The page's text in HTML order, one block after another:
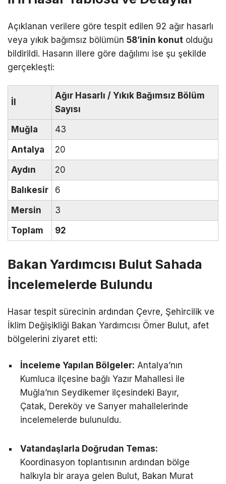
Açıklanan verilere göre tespit edilen 92 ağır hasarlı
veya yıkık bağımsız bölümün 58’inin konut olduğu
bildirildi. Hasarın illere göre dağılımı ise şu şekilde
gerçekleşti:
İl
Ağır Hasarlı / Yıkık Bağımsız Bölüm
Sayısı
Muğla
43
Antalya
20
Aydın
20
Balıkesir
6
Mersin
3
Toplam
92
Bakan Yardımcısı Bulut Sahada
İncelemelerde Bulundu
Hasar tespit sürecinin ardından Çevre, Şehircilik ve
İklim Değişikliği Bakan Yardımcısı Ömer Bulut, afet
bölgelerini ziyaret etti:
İnceleme Yapılan Bölgeler: Antalya’nın
Kumluca ilçesine bağlı Yazır Mahallesi ile
Muğla’nın Seydikemer ilçesindeki Bayır,
Çatak, Dereköy ve Sarıyer mahallelerinde
incelemelerde bulunuldu.
Vatandaşlarla Doğrudan Temas:
Koordinasyon toplantısının ardından bölge
halkıyla bir araya gelen Bulut, Bakan Murat